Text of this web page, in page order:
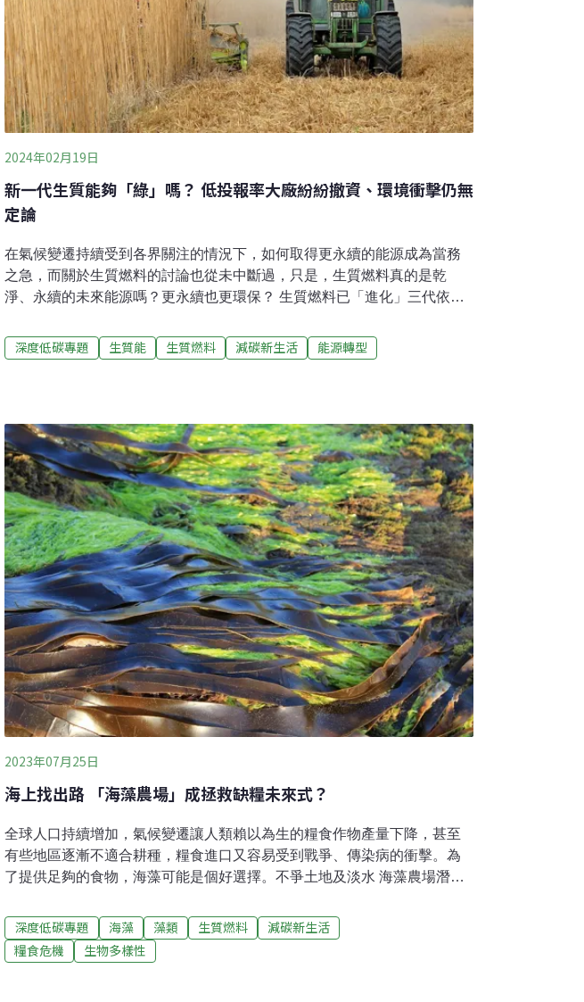
2024年02月19日
新一代生質能夠「綠」嗎？ 低投報率大廠紛紛撤資、環境衝擊仍無
定論
在氣候變遷持續受到各界關注的情況下，如何取得更永續的能源成為當務
之急，而關於生質燃料的討論也從未中斷過，只是，生質燃料真的是乾
淨、永續的未來能源嗎？更永續也更環保？ 生質燃料已「進化」三代依據
含「固體生質燃料」（來自柴薪、木屑、動物排泄物、植物材料等）、
「液態生質燃料」（如生質汽油、生質柴油及生質航空燃料等）和「生物
生能源的一種，由於生質燃料一直被視為更永續、環保的燃油替代品，過
去數十年吸引不少資金投入。國際能源總署（IEA）的數據顯示，近10年全
球對液體生質燃料的投資約為40億美元，而2021年這個數字直接翻倍，來
到80億美元，催生生質燃料的世代革命。隨著科技進步，傳統上用玉米及
甘蔗等經濟作物、糧食
深度低碳專題 生質能 生質燃料 減碳新生活 能源轉型
2023年07月25日
海上找出路 「海藻農場」成拯救缺糧未來式？
全球人口持續增加，氣候變遷讓人類賴以為生的糧食作物產量下降，甚至
有些地區逐漸不適合耕種，糧食進口又容易受到戰爭、傳染病的衝擊。為
了提供足夠的食物，海藻可能是個好選擇。不爭土地及淡水 海藻農場潛力
and Dorothy R. Friedman School of Nutrition Science and Policy）發布於
《全球糧食安全》（Global Food Security）期刊的研究建議，為了處理糧
食危機，農夫可開始將栽種重心轉向海洋，此舉對中低收入國家農夫的幫
深度低碳專題 海藻 藻類 生質燃料
減碳新生活
糧食危機
生物多樣性